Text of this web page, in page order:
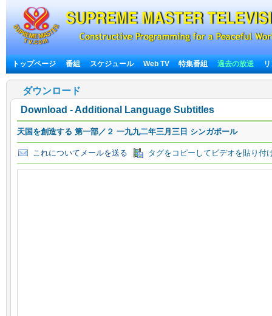
トップページ 番組 スケジュール Web TV 特集番組 過去の放送
ダウンロード
Download - Additional Language Subtitles
天国を創造する 第一部／２ 一九九二年三月三日 シンガポール
これについてメールを送る タグをコピーしてビデオを貼り付